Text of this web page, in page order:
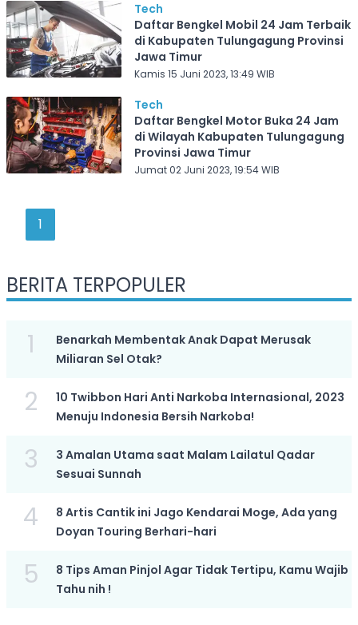
Tech
Daftar Bengkel Mobil 24 Jam Terbaik
di Kabupaten Tulungagung Provinsi
Jawa Timur
Kamis 15 Juni 2023, 13:49 WIB
Tech
Daftar Bengkel Motor Buka 24 Jam
di Wilayah Kabupaten Tulungagung
Provinsi Jawa Timur
Jumat 02 Juni 2023, 19:54 WIB
1
BERITA TERPOPULER
1
Benarkah Membentak Anak Dapat Merusak
Miliaran Sel Otak?
2
10 Twibbon Hari Anti Narkoba Internasional, 2023
Menuju Indonesia Bersih Narkoba!
3
3 Amalan Utama saat Malam Lailatul Qadar
Sesuai Sunnah
4
8 Artis Cantik ini Jago Kendarai Moge, Ada yang
Doyan Touring Berhari-hari
5
8 Tips Aman Pinjol Agar Tidak Tertipu, Kamu Wajib
Tahu nih !